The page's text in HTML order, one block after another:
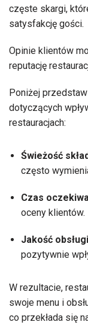
częste skargi,
satysfakcję gości.
Opinie klientów
reputację
Poniżej
dotyczących
restauracjach:
Świeżość
często
Czas
oceny klientów.
Jakość obsługi
pozytywnie
W rezultacie,
swoje menu i
co przekłada się